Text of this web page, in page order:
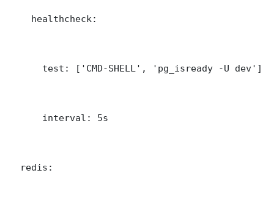
    healthcheck:
      test: ['CMD-SHELL', 'pg_isready -U dev']
      interval: 5s
  redis: